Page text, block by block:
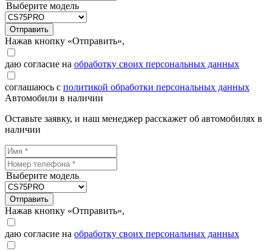
Выберите модель
Отправить
Нажав кнопку «Отправить»,
даю согласие на обработку своих персональных данных
соглашаюсь с политикой обработки персональных данных
Автомобили в наличии
Оставьте заявку, и наш менеджер расскажет об автомобилях в
наличии
Выберите модель
Отправить
Нажав кнопку «Отправить»,
даю согласие на обработку своих персональных данных